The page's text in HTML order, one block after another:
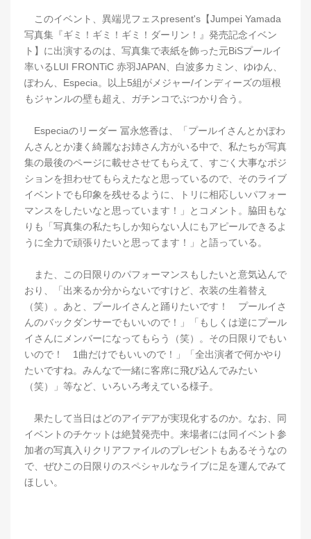
このイベント、異端児フェスpresent's【Jumpei Yamada
写真集『ギミ！ギミ！ギミ！ダーリン！』発売記念イベン
ト】に出演するのは、写真集で表紙を飾った元BiSプールイ
率いるLUI FRONTiC 赤羽JAPAN、白波多カミン、ゆゆん、
ぽわん、Especia。以上5組がメジャー/インディーズの垣根
もジャンルの壁も超え、ガチンコでぶつかり合う。
Especiaのリーダー 冨永悠香は、「プールイさんとかぽわ
んさんとか凄く綺麗なお姉さん方がいる中で、私たちが写真
集の最後のページに載せさせてもらえて、すごく大事なポジ
ションを担わせてもらえたなと思っているので、そのライブ
イベントでも印象を残せるように、トリに相応しいパフォー
マンスをしたいなと思っています！」とコメント。脇田もな
りも「写真集の私たちしか知らない人にもアピールできるよ
うに全力で頑張りたいと思ってます！」と語っている。
また、この日限りのパフォーマンスもしたいと意気込んで
おり、「出来るか分からないですけど、衣装の生着替え
（笑）。あと、プールイさんと踊りたいです！ プールイさ
んのバックダンサーでもいいので！」「もしくは逆にプール
イさんにメンバーになってもらう（笑）。その日限りでもい
いので！ 1曲だけでもいいので！」「全出演者で何かやり
たいですね。みんなで一緒に客席に飛び込んでみたい
（笑）」等など、いろいろ考えている様子。
果たして当日はどのアイデアが実現化するのか。なお、同
イベントのチケットは絶賛発売中。来場者には同イベント参
加者の写真入りクリアファイルのプレゼントもあるそうなの
で、ぜひこの日限りのスペシャルなライブに足を運んでみて
ほしい。